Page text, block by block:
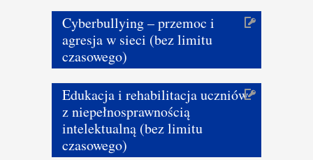
Cyberbullying – przemoc i
agresja w sieci (bez limitu
czasowego)
Edukacja i rehabilitacja uczniów
z niepełnosprawnością
intelektualną (bez limitu
czasowego)